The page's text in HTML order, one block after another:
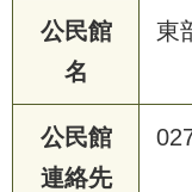
公民館
名
東
公民館
連絡先